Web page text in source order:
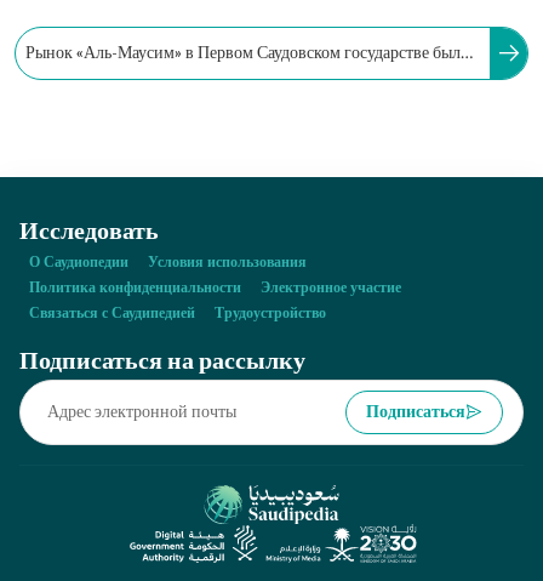
Рынок «Аль-Маусим» в Первом Саудовском государстве был
Исследовать
О Саудиопедии
Условия использования
Политика конфиденциальности
Электронное участие
Связаться с Саудипедией
Трудоустройство
Подписаться на рассылку
Подписаться